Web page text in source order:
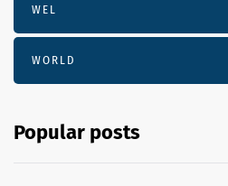
WEL
WORLD
Popular posts